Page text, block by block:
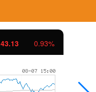
43.13 0.93%